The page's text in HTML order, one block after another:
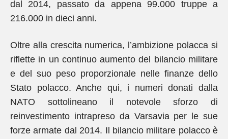
dal 2014, passato da appena 99.000 truppe a
216.000 in dieci anni.
Oltre alla crescita numerica, l’ambizione polacca si
riflette in un continuo aumento del bilancio militare
e del suo peso proporzionale nelle finanze dello
Stato polacco. Anche qui, i numeri donati dalla
NATO sottolineano il notevole sforzo di
reinvestimento intrapreso da Varsavia per le sue
forze armate dal 2014. Il bilancio militare polacco è